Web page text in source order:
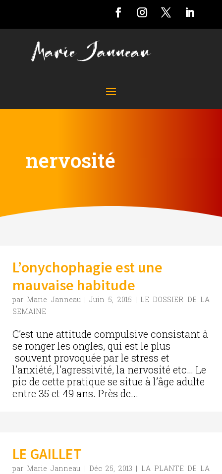
nervosité
L’onychophagie est une
mauvaise habitude
par Marie Janneau|Juin 5, 2015 | LE DOSSIER DE LA
SEMAINE
C’est une attitude compulsive consistant à
se ronger les ongles, qui est le plus
souvent provoquée par le stress et
l’anxiété, l’agressivité, la nervosité etc… Le
pic de cette pratique se situe à l’âge adulte
entre 35 et 49 ans. Près de...
LE GAILLET
par Marie Janneau | Déc 25, 2013 | LA PLANTE DE LA